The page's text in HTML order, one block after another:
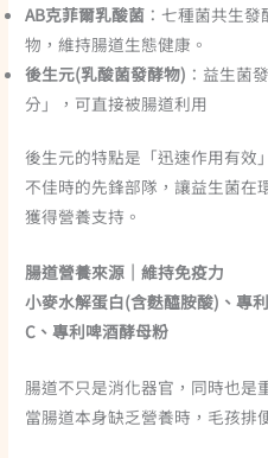
AB克菲爾乳酸菌 ：七種菌共生
物，維持腸道生態健康。
後生元(乳酸菌發酵物) ：益生菌
分」，可直接被腸道利用
後生元的特點是「迅速作用有效
不佳時的先鋒部隊，讓益生菌在
獲得營養支持。
腸道營養來源｜維持免疫力
小麥水解蛋白(含麩醯胺酸)、專
C、專利啤酒酵母粉
腸道不只是消化器官，同時也是
當腸道本身缺乏營養時，毛孩排